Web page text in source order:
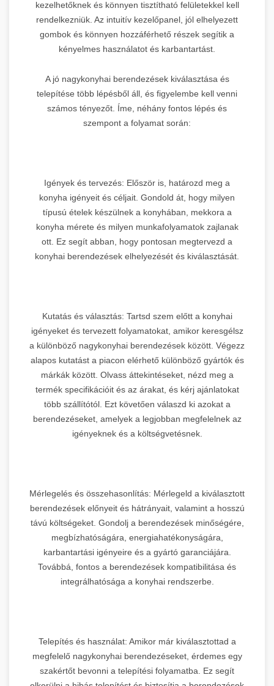
kezelhetőknek és könnyen tisztítható felületekkel kell
rendelkezniük. Az intuitív kezelőpanel, jól elhelyezett
gombok és könnyen hozzáférhető részek segítik a
kényelmes használatot és karbantartást.
A jó nagykonyhai berendezések kiválasztása és
telepítése több lépésből áll, és figyelembe kell venni
számos tényezőt. Íme, néhány fontos lépés és
szempont a folyamat során:
Igények és tervezés: Először is, határozd meg a
konyha igényeit és céljait. Gondold át, hogy milyen
típusú ételek készülnek a konyhában, mekkora a
konyha mérete és milyen munkafolyamatok zajlanak
ott. Ez segít abban, hogy pontosan megtervezd a
konyhai berendezések elhelyezését és kiválasztását.
Kutatás és választás: Tartsd szem előtt a konyhai
igényeket és tervezett folyamatokat, amikor keresgélsz
a különböző nagykonyhai berendezések között. Végezz
alapos kutatást a piacon elérhető különböző gyártók és
márkák között. Olvass áttekintéseket, nézd meg a
termék specifikációit és az árakat, és kérj ajánlatokat
több szállítótól. Ezt követően válaszd ki azokat a
berendezéseket, amelyek a legjobban megfelelnek az
igényeknek és a költségvetésnek.
Mérlegelés és összehasonlítás: Mérlegeld a kiválasztott
berendezések előnyeit és hátrányait, valamint a hosszú
távú költségeket. Gondolj a berendezések minőségére,
megbízhatóságára, energiahatékonyságára,
karbantartási igényeire és a gyártó garanciájára.
Továbbá, fontos a berendezések kompatibilitása és
integrálhatósága a konyhai rendszerbe.
Telepítés és használat: Amikor már kiválasztottad a
megfelelő nagykonyhai berendezéseket, érdemes egy
szakértőt bevonni a telepítési folyamatba. Ez segít